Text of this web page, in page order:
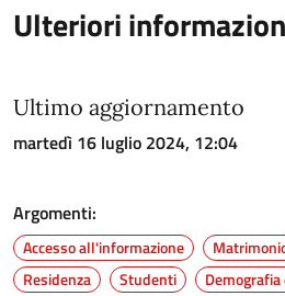
Ulteriori
Ultimo aggiornamento
martedì 16 luglio 2024, 12:04
Argomenti:
Accesso all'informazione
Residenza
Studenti